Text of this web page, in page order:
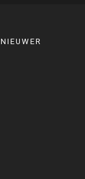
NIEUWER